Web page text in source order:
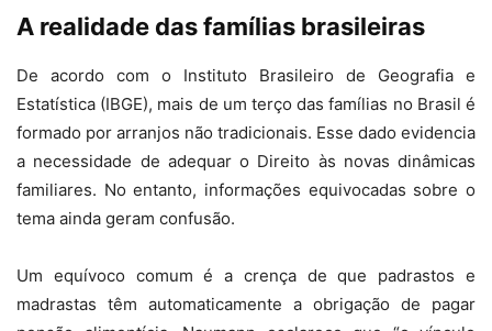
A realidade das famílias brasileiras
De acordo com o Instituto Brasileiro de Geografia e
Estatística (IBGE), mais de um terço das famílias no Brasil é
formado por arranjos não tradicionais. Esse dado evidencia
a necessidade de adequar o Direito às novas dinâmicas
familiares. No entanto, informações equivocadas sobre o
tema ainda geram confusão.
Um equívoco comum é a crença de que padrastos e
madrastas têm automaticamente a obrigação de pagar